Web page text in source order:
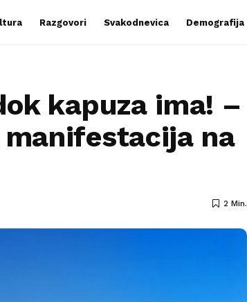
Razgovori Svakodnevica Demografija
kapuza ima! –
na
2 Min.